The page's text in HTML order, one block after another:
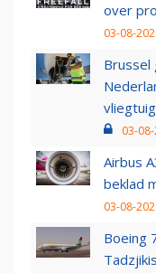
over
03-08-
Brussel
03-
Airbus
beklad
03-08-
Boeing